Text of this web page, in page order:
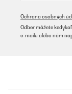
Ochrana osobných
Odber môžete
e-mailu alebo nám